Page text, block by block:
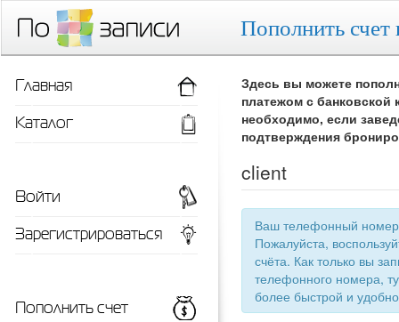
Пополнить счет
Здесь вы можете
платежом с
необходимо, если
подтверждения
client
Ваш телефонный номер
Пожалуйста,
счёта. Как только вы
телефонного номера,
более
Главная
Каталог
Войти
Зарегистрироваться
Пополнить счет